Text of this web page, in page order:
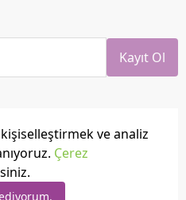
ve analiz
Çerez
Kayıt Ol
saklıdır.
by ikas